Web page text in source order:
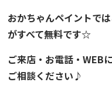
おかちゃんペイントでは
がすべて無料です☆
ご来店・お電話・WEB
ご相談ください♪